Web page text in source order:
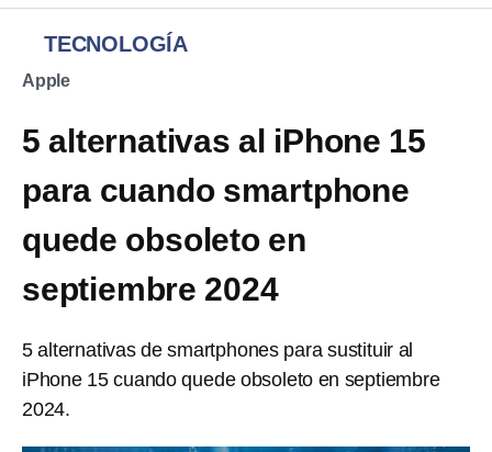
TECNOLOGÍA
Apple
5 alternativas al iPhone 15
para cuando smartphone
quede obsoleto en
septiembre 2024
5 alternativas de smartphones para sustituir al
iPhone 15 cuando quede obsoleto en septiembre
2024.